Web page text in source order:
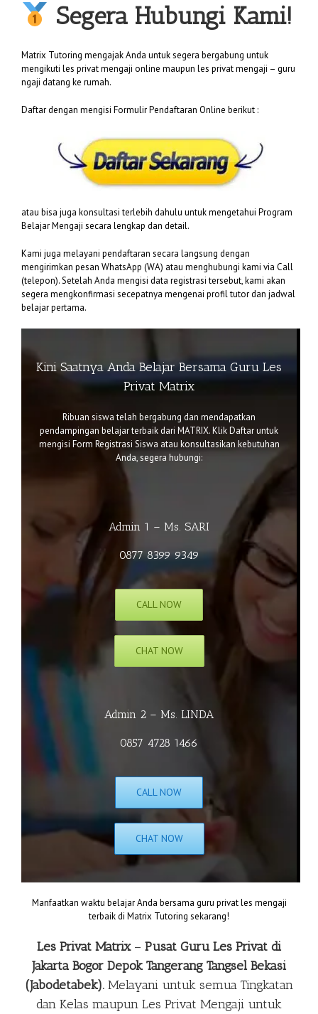
Segera Hubungi Kami!
Matrix Tutoring mengajak Anda untuk segera bergabung untuk
mengikuti les privat mengaji online maupun les privat mengaji – guru
ngaji datang ke rumah.
Daftar dengan mengisi Formulir Pendaftaran Online berikut :
atau bisa juga konsultasi terlebih dahulu untuk mengetahui Program
Belajar Mengaji secara lengkap dan detail.
Kami juga melayani pendaftaran secara langsung dengan
mengirimkan pesan WhatsApp (WA) atau menghubungi kami via Call
(telepon). Setelah Anda mengisi data registrasi tersebut, kami akan
segera mengkonfirmasi secepatnya mengenai profil tutor dan jadwal
belajar pertama.
Kini Saatnya Anda Belajar Bersama Guru Les
Privat Matrix
Ribuan siswa telah bergabung dan mendapatkan
pendampingan belajar terbaik dari MATRIX. KlikDaftaruntuk
mengisi Form Registrasi Siswa atau konsultasikan kebutuhan
Anda, segera hubungi:
Admin 1 – Ms. SARI
0877 8399 9349
CALL NOW
CHAT NOW
Admin 2 – Ms. LINDA
0857 4728 1466
CALL NOW
CHAT NOW
Manfaatkan waktu belajar Anda bersama guru privat les mengaji
terbaik di Matrix Tutoring sekarang!
Les Privat Matrix– Pusat Guru Les Privat di
Jakarta Bogor Depok Tangerang Tangsel Bekasi
(Jabodetabek). Melayani untuk semua Tingkatan
dan Kelas maupun Les Privat Mengaji untuk